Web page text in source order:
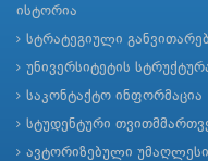
ისტორია
სტრატეგიული
უნივერსიტეტის
საკონტაქტო ინფორმაცია
სტუდენტური
ავტორიზებული